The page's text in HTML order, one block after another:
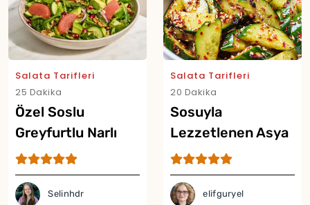
Salata Tarifleri
25 Dakika
Özel Soslu
Greyfurtlu Narlı
Salata Tarifi
Selinhdr
Salata Tarifleri
20 Dakika
Sosuyla
Lezzetlenen Asya
Usulü Acılı
Salatalık Salatası
elifguryel